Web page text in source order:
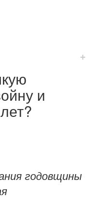
+
и
годовщины